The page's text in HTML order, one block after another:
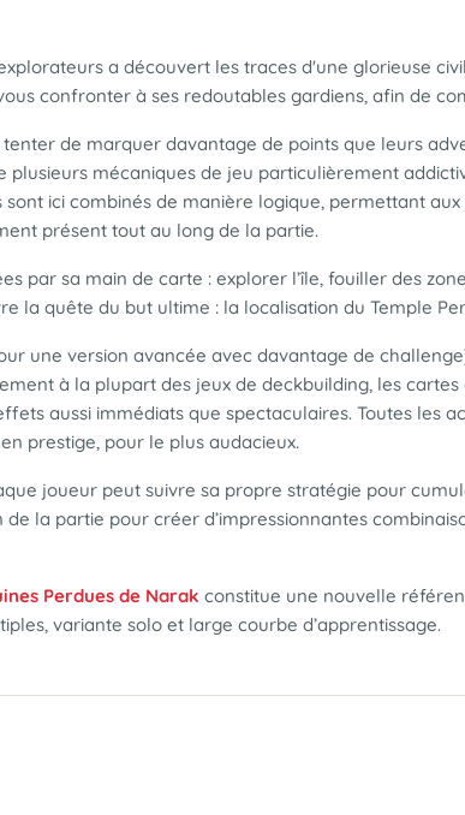
a découvert les traces d'une glorieuse
confronter à ses redoutables gardiens, afin de
de marquer davantage de points que leurs
plusieurs mécaniques de jeu particulièrement
ici combinés de manière logique, permettant
présent tout au long de la partie.
par sa main de carte : explorer l’île, fouiller des
la quête du but ultime : la localisation du Temple
une version avancée avec davantage de
à la plupart des jeux de deckbuilding, les
aussi immédiats que spectaculaires. Toutes les
prestige, pour le plus audacieux.
joueur peut suivre sa propre stratégie pour
la partie pour créer d’impressionnantes
Perdues de Narak constitue une nouvelle
variante solo et large courbe d’apprentissage.